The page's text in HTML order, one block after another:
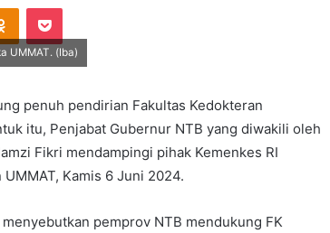
Odnoklassniki
UMMAT. (Iba)
penuh pendirian Fakultas Kedokteran
itu, Penjabat Gubernur NTB yang diwakili oleh
Fikri mendampingi pihak Kemenkes RI
Kamis 6 Juni 2024.
pemprov NTB mendukung FK